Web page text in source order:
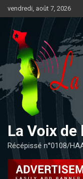
au
contenu
vendredi, août 7, 2026
La Voix de
Récépissé n°0108/